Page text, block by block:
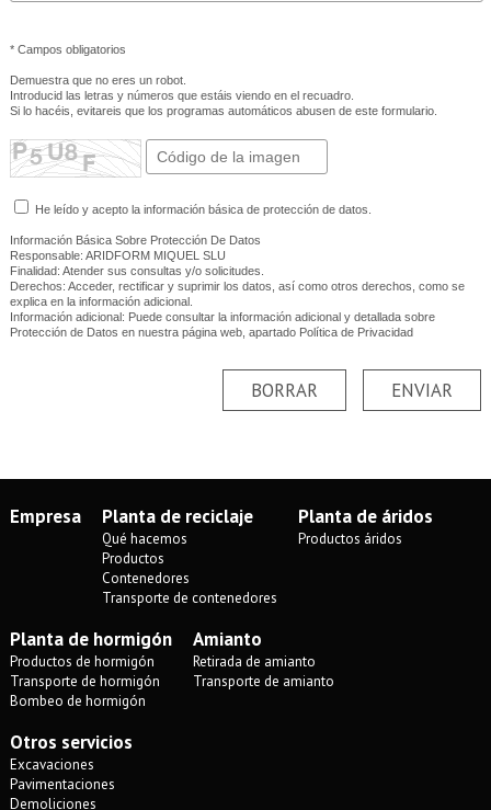
* Campos obligatorios
Demuestra que no eres un robot.
Introducid las letras y números que estáis viendo en el recuadro.
Si lo hacéis, evitareis que los programas automáticos abusen de este formulario.
He leído y acepto la información básica de protección de datos.
Información Básica Sobre Protección De Datos
Responsable: ARIDFORM MIQUEL SLU
Finalidad: Atender sus consultas y/o solicitudes.
Derechos: Acceder, rectificar y suprimir los datos, así como otros derechos, como se
explica en la información adicional.
Información adicional: Puede consultar la información adicional y detallada sobre
Protección de Datos en nuestra página web, apartado Política de Privacidad
ENVIAR
BORRAR
Empresa Planta de reciclaje
Qué hacemos
Productos
Contenedores
Transporte de contenedores
Planta de áridos
Productos áridos
Planta de hormigón
Productos de hormigón
Transporte de hormigón
Bombeo de hormigón
Amianto
Retirada de amianto
Transporte de amianto
Otros servicios
Excavaciones
Pavimentaciones
Demoliciones